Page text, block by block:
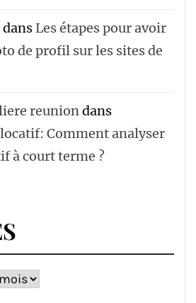
dans Les étapes pour avoir
de profil sur les sites de
reuniondans
Comment analyser
à court terme ?